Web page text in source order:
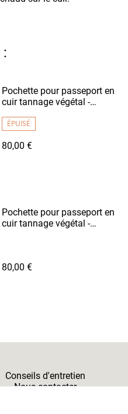
Pochette pour passeport en
cuir tannage végétal -
ÉPUISÉ
80,00 €
Pochette pour passeport en
cuir tannage végétal -
80,00 €
Conseils d'entretien
Nous contacter